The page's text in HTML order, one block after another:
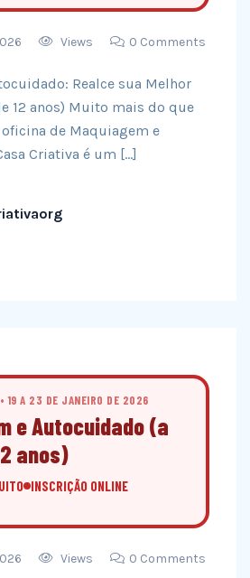
Views 0 Comments
Realce sua Melhor
12 anos) Muito mais do que
de Maquiagem e
Criativa é um […]
19 A 23 DE JANEIRO DE 2026
e Autocuidado (a
anos)
INSCRIÇÃO ONLINE
Views 0 Comments